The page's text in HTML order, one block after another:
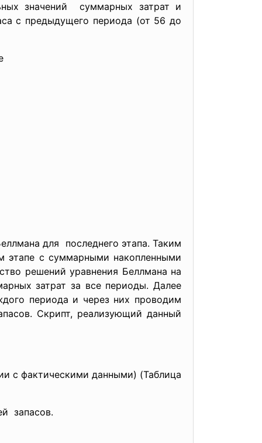
значений суммарных затрат и
с предыдущего периода (от 56 до
для последнего этапа. Таким
этапе с суммарными накопленными
решений уравнения Беллмана на
затрат за все периоды. Далее
периода и через них проводим
Скрипт, реализующий данный
с фактическими данными) (Таблица
запасов.